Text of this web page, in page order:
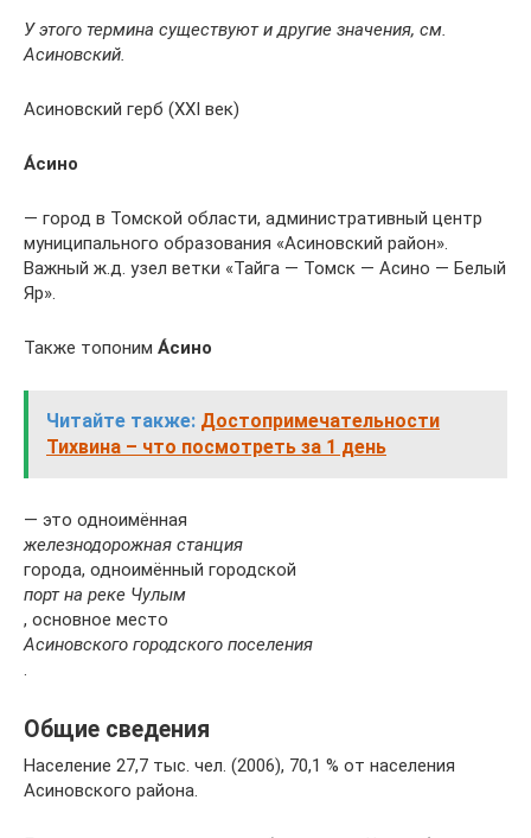
У этого термина существуют и другие значения, см.
Асиновский.
Асиновский герб (XXI век)
А́сино
— город в Томской области, административный центр
муниципального образования «Асиновский район».
Важный ж.д. узел ветки «Тайга — Томск — Асино — Белый
Яр».
Также топоним А́сино
Читайте также: Достопримечательности
Тихвина – что посмотреть за 1 день
— это одноимённая
железнодорожная станция
города, одноимённый городской
порт на реке Чулым
, основное место
Асиновского городского поселения
.
Общие сведения
Население 27,7 тыс. чел. (2006), 70,1 % от населения
Асиновского района.